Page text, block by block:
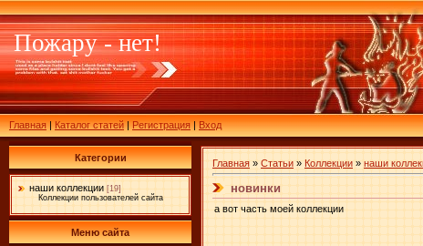
Пожару - нет!
Главная|Каталог статей|Регистрация|Вход
Категории
наши коллекции [19]
Коллекции пользователей сайта
Меню сайта
Главная » Статьи » Коллекции » наши
новинки
а вот часть моей коллекции